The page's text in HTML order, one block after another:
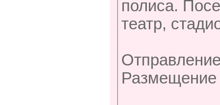
полиса.
театр,
Размещение